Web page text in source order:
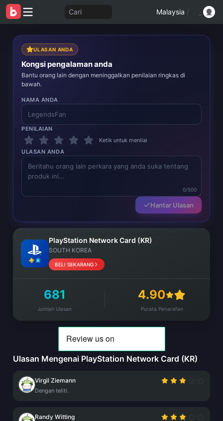
Cari Malaysia /
ULASAN ANDA
Kongsi pengalaman anda
Bantu orang lain dengan meninggalkan penilaian ringkas di
bawah.
NAMA ANDA
PENILAIAN
Ketik untuk menilai
ULASAN ANDA
0/500
Hantar Ulasan
PlayStation Network Card (KR)
SOUTH KOREA
BELI SEKARANG
681
Jumlah Ulasan
4.90
Purata Penarafan
Ulasan Mengenai PlayStation Network Card (KR)
Virgil Ziemann
Dengan teliti.
Randy Witting